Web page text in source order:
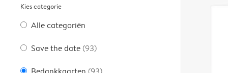
Kies categorie
Alle categoriën
Save the date (93)